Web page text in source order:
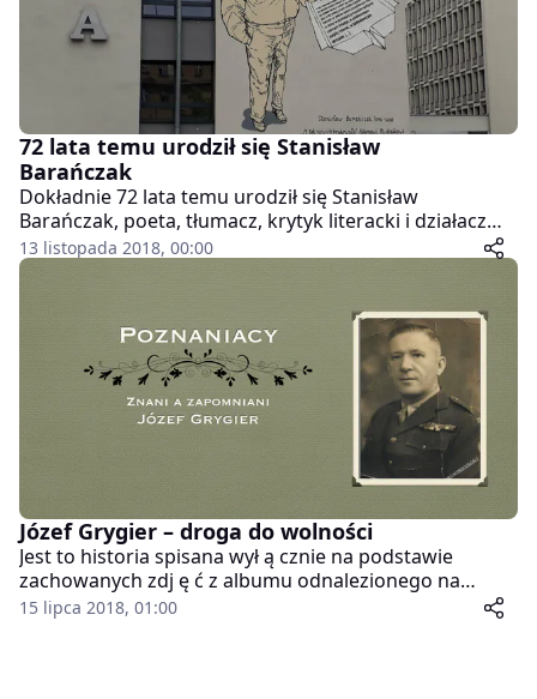
72 lata temu urodził się Stanisław
Barańczak
Dokładnie 72 lata temu urodził się Stanisław
Barańczak, poeta, tłumacz, krytyk literacki i działacz
Komitetu Obrony Robotników. Zmarł cztery lata temu
w Newtonville. W Poznaniu od kilku lat przyznawane
częścią Poznańskiej Nagrody Literackiej.
13 listopada 2018, 00:00
Józef Grygier – droga do wolności
Jest to historia spisana wył ą cznie na podstawie
zachowanych zdj ę ć z albumu odnalezionego na
terenie Poznania. Czy ż by w momencie porzucenia
albumu nie miał kto go przej ą ć jako pami ą tk ę
15 lipca 2018, 01:00